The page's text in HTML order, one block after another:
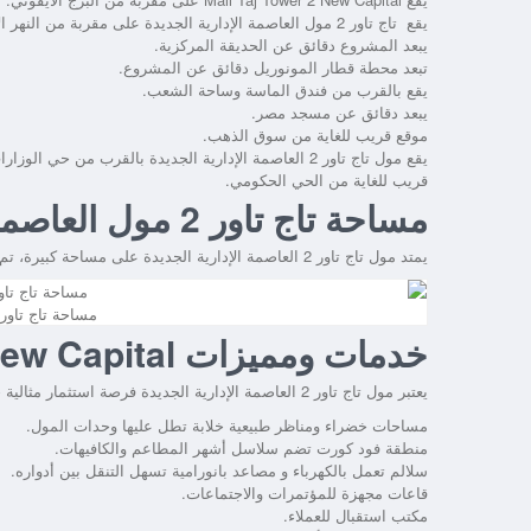
يقع تاج تاور 2 مول العاصمة الإدارية الجديدة على مقربة من النهر الأخضر.
يبعد المشروع دقائق عن الحديقة المركزية.
تبعد محطة قطار المونوريل دقائق عن المشروع.
يقع بالقرب من فندق الماسة وساحة الشعب.
يبعد دقائق عن مسجد مصر.
موقع قريب للغاية من سوق الذهب.
يقع مول تاج تاور 2 العاصمة الإدارية الجديدة بالقرب من حي الوزارات.
قريب للغاية من الحي الحكومي.
مساحة تاج تاور 2 مول العاصمة الإدارية الجديدة
يمتد مول تاج تاور 2 العاصمة الإدارية الجديدة على مساحة كبيرة، تم تخصيص الجزء الأكبر منها للمساحات الخضراء والمناظر الطبيعية الخلابة.
مساحة تاج تاور 2 مول العاصمة الإدارية
خدمات ومميزات Mall Taj Tower 2 New Capital
يعتبر مول تاج تاور 2 العاصمة الإدارية الجديدة فرصة استثمار مثالية حيث يوفر للعملاء كافة المرافق والخدمات الأساسية والترفيهية، ومن أهمها ما يلي:
مساحات خضراء ومناظر طبيعية خلابة تطل عليها وحدات المول.
منطقة فود كورت تضم سلاسل أشهر المطاعم والكافيهات.
سلالم تعمل بالكهرباء و مصاعد بانورامية تسهل التنقل بين أدواره.
قاعات مجهزة للمؤتمرات والاجتماعات.
مكتب استقبال للعملاء.